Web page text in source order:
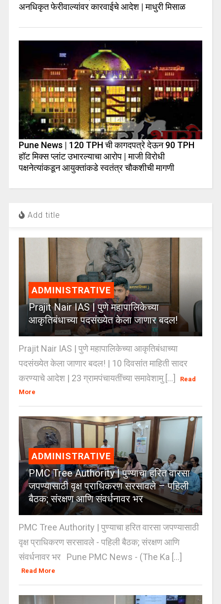
अनधिकृत फेरीवाल्यांवर कारवाईचे आदेश | माधुरी मिसाळ
Pune News | 120 TPH ची कागदपत्रे देऊन 90 TPH
हॉट मिक्स प्लांट उभारल्याचा आरोप | माजी विरोधी
पक्षनेत्यांकडून आयुक्तांकडे स्वतंत्र चौकशीची मागणी
Add title
ADMINISTRATIVE
Prajit Nair IAS | पुणे महापालिकेच्या
आकृतिबंधाच्या पदसंख्येत केला जाणार बदल!
Prajit Nair IAS | पुणे महापालिकेच्या आकृतिबंधाच्या
पदसंख्येत केला जाणार बदल! | 10 दिवसांत माहिती सादर
करण्याचे आदेश | 23 ग्रामपंचायतींच्या समावेशामु [...]
Read
More
ADMINISTRATIVE
PMC Tree Authority | पुण्याचा हरित वारसा
जपण्यासाठी वृक्ष प्राधिकरण सरसावले – पहिली
बैठक; संरक्षण आणि संवर्धनावर भर
PMC Tree Authority | पुण्याचा हरित वारसा जपण्यासाठी
वृक्ष प्राधिकरण सरसावले - पहिली बैठक; संरक्षण आणि
संवर्धनावर भर Pune PMC News - (The Ka [...]
Read More